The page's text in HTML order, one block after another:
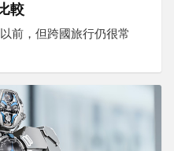
較
前，但跨國旅行仍很常